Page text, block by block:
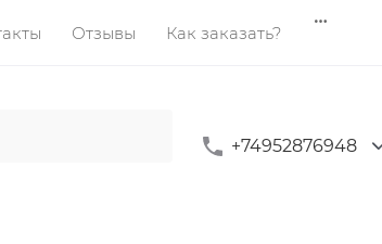
Отзывы Как заказать?
+74952876948